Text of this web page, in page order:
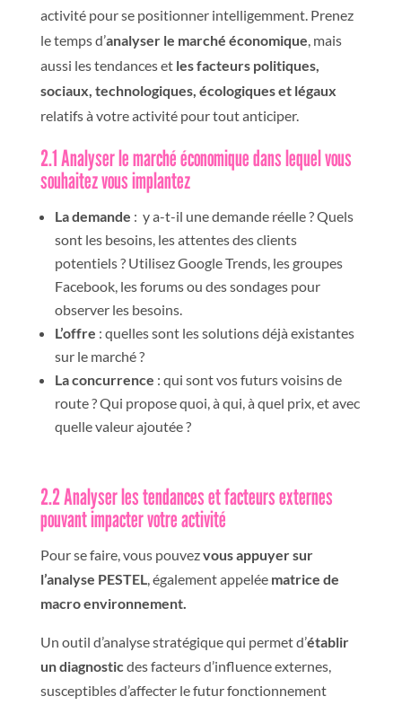
activité pour se positionner intelligemment. Prenez
le temps d’analyser le marché économique, mais
aussi les tendances et les facteurs politiques,
sociaux, technologiques, écologiques et légaux
relatifs à votre activité pour tout anticiper.
2.1 Analyser le marché économique dans lequel vous
souhaitez vous implantez
La demande : y a-t-il une demande réelle ?Quels
sont les besoins, les attentes des clients
potentiels ? Utilisez Google Trends, les groupes
Facebook, les forums ou des sondages pour
observer les besoins.
L’offre : quelles sont les solutions déjà existantes
sur le marché ?
La concurrence : qui sont vos futurs voisins de
route ? Qui propose quoi, à qui, à quel prix, et avec
quelle valeur ajoutée ?
2.2 Analyser les tendances et facteurs externes
pouvant impacter votre activité
Pour se faire, vous pouvezvous appuyer sur
l’analyse PESTEL, également appelée matrice de
macro environnement.
Un outil d’analyse stratégique qui permet d’établir
un diagnosticdes facteurs d’influence externes,
susceptibles d’affecter le futur fonctionnement